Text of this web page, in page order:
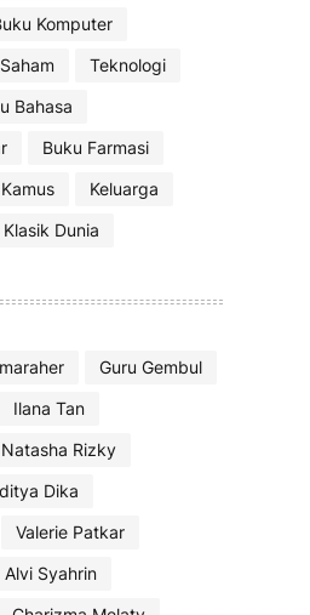
Komputer
Saham
Teknologi
Bahasa
Buku Farmasi
Kamus
Keluarga
Klasik Dunia
Guru Gembul
Ilana Tan
Natasha Rizky
Dika
Valerie Patkar
Alvi Syahrin